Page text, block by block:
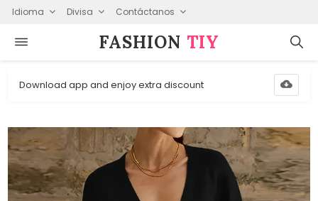
Idioma Divisa Contáctanos
FASHION⁠ TIY
Download app and enjoy extra discount